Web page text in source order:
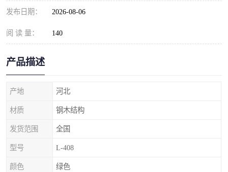
发布日期： 2026-08-06
阅 读 量： 140
产品描述
产地 河北
材质 钢木结构
发货范围 全国
型号 L-408
颜色 绿色